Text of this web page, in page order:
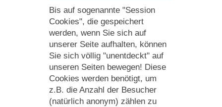
Bis auf sogenannte "Session
Cookies", die gespeichert
werden, wenn Sie sich auf
unserer Seite aufhalten, können
Sie sich völlig "unentdeckt" auf
unseren Seiten bewegen! Diese
Cookies werden benötigt, um
z.B. die Anzahl der Besucher
(natürlich anonym) zählen zu